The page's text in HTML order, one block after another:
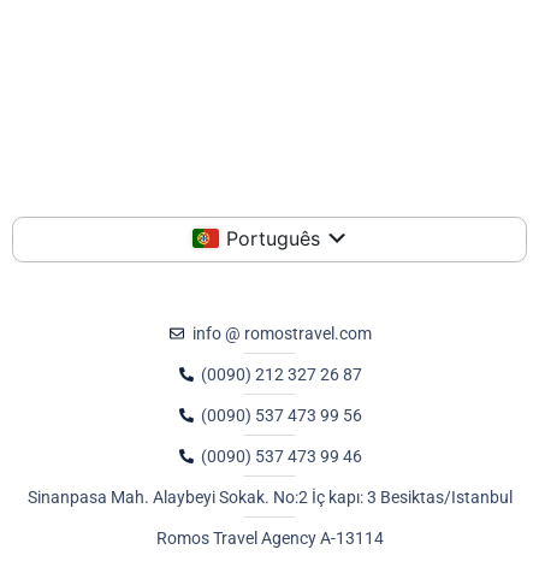
Português
info @ romostravel.com
(0090) 212 327 26 87
(0090) 537 473 99 56
(0090) 537 473 99 46
Sinanpasa Mah. Alaybeyi Sokak. No:2 İç kapı: 3 Besiktas/Istanbul
Romos Travel Agency A-13114